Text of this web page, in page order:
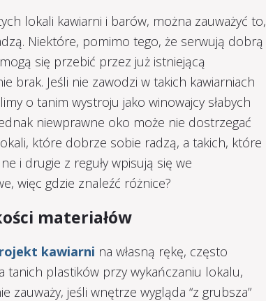
lokali kawiarni i barów, można zauważyć to,
Niektóre, pomimo tego, że serwują dobrą
się przebić przez już istniejącą
brak. Jeśli nie zawodzi w takich kawiarniach
o tanim wystroju jako winowajcy słabych
niewprawne oko może nie dostrzegać
które dobrze sobie radzą, a takich, które
i drugie z reguły wpisują się we
więc gdzie znaleźć różnice?
materiałów
kawiarni na własną rękę, często
tanich plastików przy wykańczaniu lokalu,
zauważy, jeśli wnętrze wygląda “z grubsza”